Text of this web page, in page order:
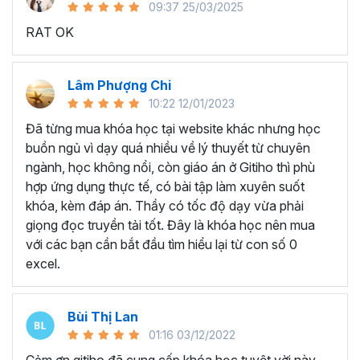
sử dụng Excel sẽ tốn nhiều thời gian, công sức để xử lý
công việc. Hơn nữa, chúng ta cũng không biết những thứ
mình đang thực hiện đúng hay không.
Hiện nay 100% các doanh nghiệp tại Việt Nam
cần tới kỹ năng Excel khi ứng tuyển vào vị trí kế toán, xử
chính... Mỗi cấp độ sẽ có yêu cầu thành thạo Excel xử lý
công việc khác nhau.
Chính vì điều đó Gitiho đã mở khóa học vềThủ thuật
Excel cập nhật hàng tuần - EXG02 với hơn7h+ học
cùng với92 tài liệu đính kèmbạn sẽ nhận được nhiều lợi
ích vô tận như:
Giảng viên là những người có trình độ chuyên môn
cao, kinh nghiệm thực tiễn dày dặn đã và đang đào
VPBank, FPT software, Vietcombank, MIC, Tập
đoàn Thành Công, TH True Milk
09:37 25/03/2025
RAT OK
Lâm Phượng Chi
10:22 12/01/2023
Đã từng mua khóa học tại website khác nhưng học
buồn ngủ vì dạy quá nhiều về lý thuyết từ chuyên
ngành, học không nổi, còn giáo án ở Gitiho thì phù
hợp ứng dụng thực tế, có bài tập làm xuyên suốt
khóa, kèm đáp án. Thầy có tốc độ dạy vừa phải
giọng đọc truyền tải tốt. Đây là khóa học nên mua
với các bạn cần bắt đầu tìm hiểu lại từ con số 0
excel.
Bùi Thị Lan
01:16 03/12/2022